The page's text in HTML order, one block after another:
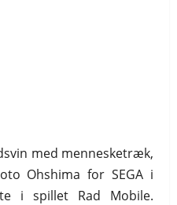
med mennesketræk,
Ohshima for SEGA i
i spillet Rad Mobile.